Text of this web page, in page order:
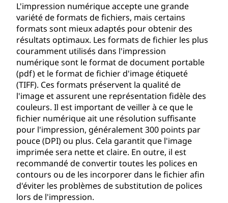
L'impression numérique accepte une grande
variété de formats de fichiers, mais certains
formats sont mieux adaptés pour obtenir des
résultats optimaux. Les formats de fichier les plus
couramment utilisés dans l'impression
numérique sont le format de document portable
(pdf) et le format de fichier d'image étiqueté
(TIFF). Ces formats préservent la qualité de
l'image et assurent une représentation fidèle des
couleurs. Il est important de veiller à ce que le
fichier numérique ait une résolution suffisante
pour l'impression, généralement 300 points par
pouce (DPI) ou plus. Cela garantit que l'image
imprimée sera nette et claire. En outre, il est
recommandé de convertir toutes les polices en
contours ou de les incorporer dans le fichier afin
d'éviter les problèmes de substitution de polices
lors de l'impression.